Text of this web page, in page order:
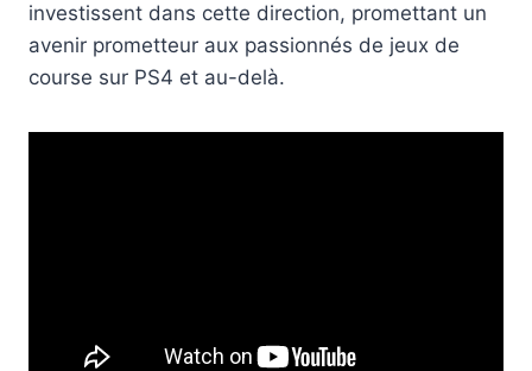
investissent dans cette direction, promettant un
avenir prometteur aux passionnés de jeux de
course sur PS4 et au-delà.